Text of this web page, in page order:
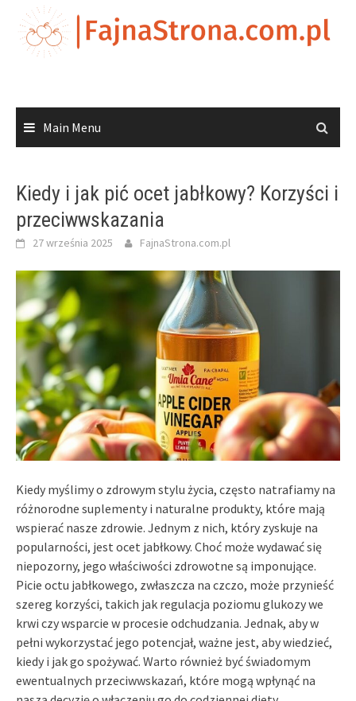
content
Main Menu
Kiedy i jak pić ocet jabłkowy? Korzyści i
przeciwwskazania
27 września 2025 FajnaStrona.com.pl
Kiedy myślimy o zdrowym stylu życia, często natrafiamy na
różnorodne suplementy i naturalne produkty, które mają
wspierać nasze zdrowie. Jednym z nich, który zyskuje na
popularności, jest ocet jabłkowy. Choć może wydawać się
niepozorny, jego właściwości zdrowotne są imponujące.
Picie octu jabłkowego, zwłaszcza na czczo, może przynieść
szereg korzyści, takich jak regulacja poziomu glukozy we
krwi czy wsparcie w procesie odchudzania. Jednak, aby w
pełni wykorzystać jego potencjał, ważne jest, aby wiedzieć,
kiedy i jak go spożywać. Warto również być świadomym
ewentualnych przeciwwskazań, które mogą wpłynąć na